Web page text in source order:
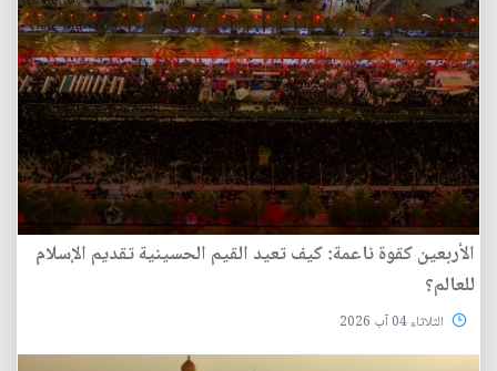
الأربعين كقوة ناعمة: كيف تعيد القيم الحسينية تقديم الإسلام
للعالم؟
الثلاثاء 04 آب 2026